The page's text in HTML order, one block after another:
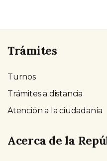
Trámites
Turnos
Trámites a distancia
Atención a la ciudadanía
Acerca de la